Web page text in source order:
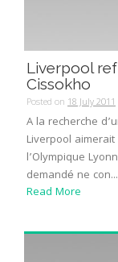
Liverpool
Cissokho
Posted on 18 July 2011
A la recherche
Liverpool
l’Olympique
demandé ne con...
Read More